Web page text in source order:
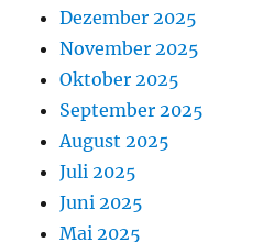
Dezember 2025
November 2025
Oktober 2025
September 2025
August 2025
Juli 2025
Juni 2025
Mai 2025